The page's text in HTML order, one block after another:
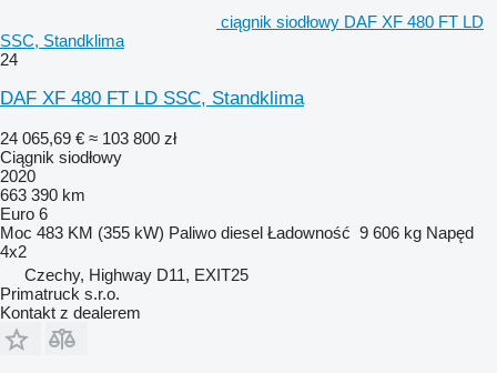
ciągnik siodłowy DAF XF 480 FT LD
SSC, Standklima
24
DAF XF 480 FT LD SSC, Standklima
24 065,69 € ≈ 103 800 zł
Ciągnik siodłowy
2020
663 390 km
Euro 6
Moc 483 KM (355 kW) Paliwo diesel Ładowność 9 606 kg Napęd
4x2
Czechy, Highway D11, EXIT25
Primatruck s.r.o.
Kontakt z dealerem